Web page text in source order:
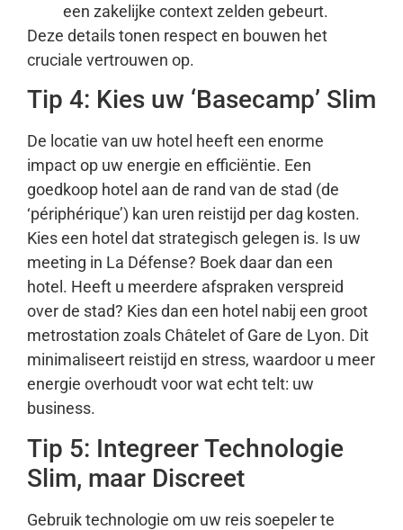
een zakelijke context zelden gebeurt.
Deze details tonen respect en bouwen het
cruciale vertrouwen op.
Tip 4: Kies uw ‘Basecamp’ Slim
De locatie van uw hotel heeft een enorme
impact op uw energie en efficiëntie. Een
goedkoop hotel aan de rand van de stad (de
‘périphérique’) kan uren reistijd per dag kosten.
Kies een hotel dat strategisch gelegen is. Is uw
meeting in La Défense? Boek daar dan een
hotel. Heeft u meerdere afspraken verspreid
over de stad? Kies dan een hotel nabij een groot
metrostation zoals Châtelet of Gare de Lyon. Dit
minimaliseert reistijd en stress, waardoor u meer
energie overhoudt voor wat echt telt: uw
business.
Tip 5: Integreer Technologie
Slim, maar Discreet
Gebruik technologie om uw reis soepeler te